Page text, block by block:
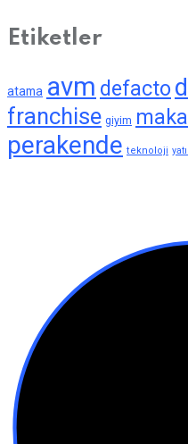
Etiketler
atama avm defacto
franchise giyim
perakende teknoloji